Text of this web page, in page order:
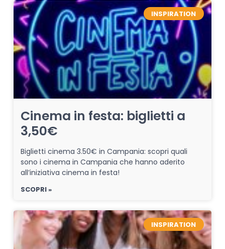
INSPIRATION
Cinema in festa: biglietti a
3,50€
Biglietti cinema 3.50€ in Campania: scopri quali
sono i cinema in Campania che hanno aderito
all’iniziativa cinema in festa!
SCOPRI »
INSPIRATION